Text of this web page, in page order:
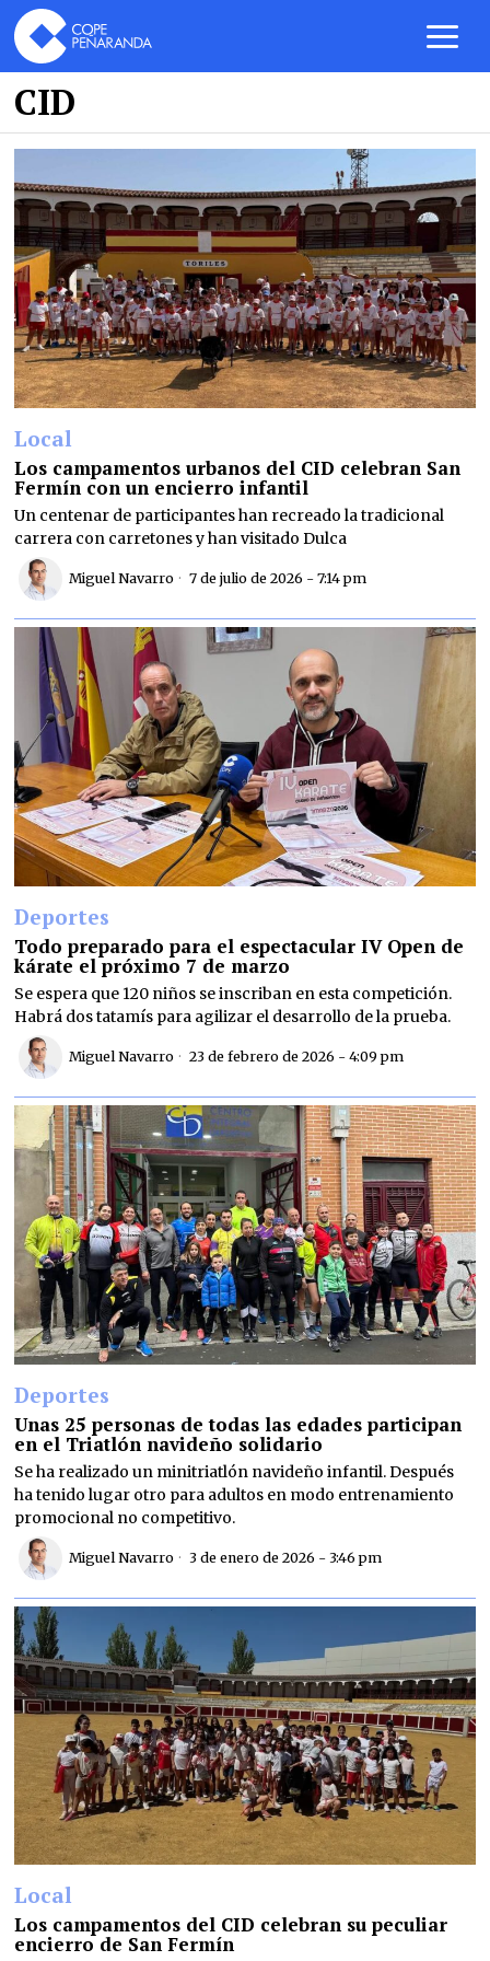
CID
Local
Los campamentos urbanos del CID celebran San
Fermín con un encierro infantil
Un centenar de participantes han recreado la tradicional
carrera con carretones y han visitado Dulca
Miguel Navarro 7 de julio de 2026 - 7:14 pm
Deportes
Todo preparado para el espectacular IV Open de
kárate el próximo 7 de marzo
Se espera que 120 niños se inscriban en esta competición.
Habrá dos tatamís para agilizar el desarrollo de la prueba.
Miguel Navarro 23 de febrero de 2026 - 4:09 pm
Deportes
Unas 25 personas de todas las edades participan
en el Triatlón navideño solidario
Se ha realizado un minitriatlón navideño infantil. Después
ha tenido lugar otro para adultos en modo entrenamiento
promocional no competitivo.
Miguel Navarro 3 de enero de 2026 - 3:46 pm
Local
Los campamentos del CID celebran su peculiar
encierro de San Fermín